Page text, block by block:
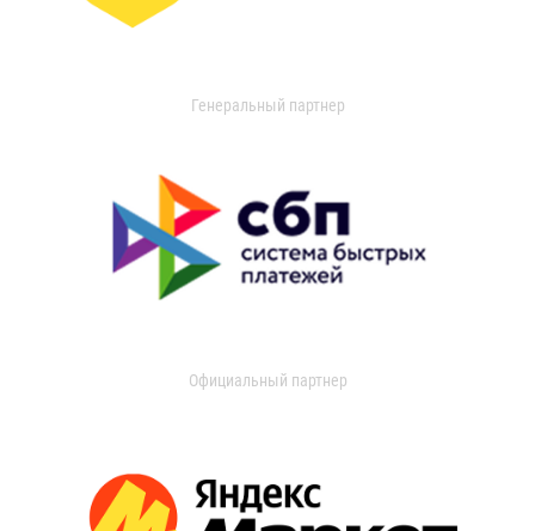
Генеральный партнер
Официальный партнер